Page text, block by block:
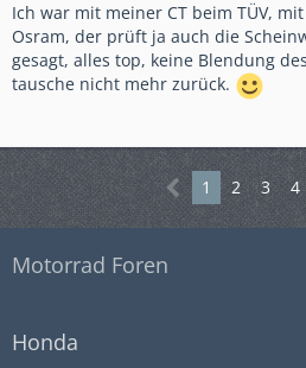
Ich war mit meiner CT beim TÜV,
Osram, der prüft ja auch die
gesagt, alles top, keine Blendung
tausche nicht mehr zurück.
1 2 3 4
Motorrad Foren
Honda